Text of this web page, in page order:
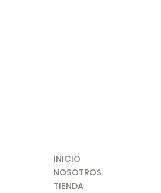
INICIO
NOSOTROS
TIENDA